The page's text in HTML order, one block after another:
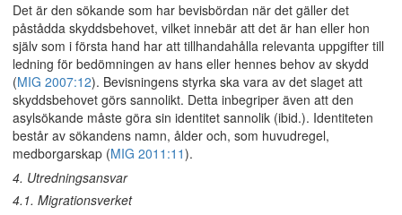
Det är den sökande som har bevisbördan när det gäller det
påstådda skyddsbehovet, vilket innebär att det är han eller hon
själv som i första hand har att tillhandahålla relevanta uppgifter till
ledning för bedömningen av hans eller hennes behov av skydd
(MIG 2007:12). Bevisningens styrka ska vara av det slaget att
skyddsbehovet görs sannolikt. Detta inbegriper även att den
asylsökande måste göra sin identitet sannolik (ibid.). Identiteten
består av sökandens namn, ålder och, som huvudregel,
medborgarskap (MIG 2011:11).
4. Utredningsansvar
4.1. Migrationsverket